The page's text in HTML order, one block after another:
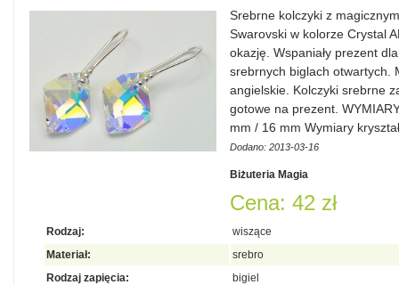
Srebrne kolczyki z
Swarovski w kolorze Crystal
okazję. Wspaniały prezent
srebrnych biglach otwartych.
angielskie. Kolczyki srebrne
gotowe na prezent.
mm / 16 mm Wymiary
Dodano: 2013-03-16
Biżuteria Magia
Cena: 42 zł
Rodzaj:
wiszące
Materiał:
srebro
Rodzaj zapięcia:
bigiel